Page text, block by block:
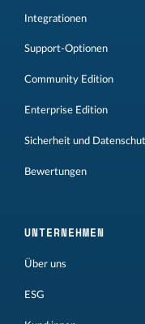
Integrationen
Support-Optionen
Community Edition
Enterprise Edition
Sicherheit und
Bewertungen
UNTERNEHMEN
Über uns
ESG